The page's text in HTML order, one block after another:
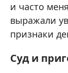
и часто
выражали
признаки
Суд и